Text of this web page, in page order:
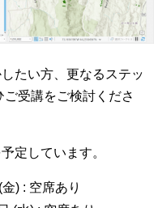
たい方、更なるステッ
受講をご検討くださ
定しています。
) : 空席あり